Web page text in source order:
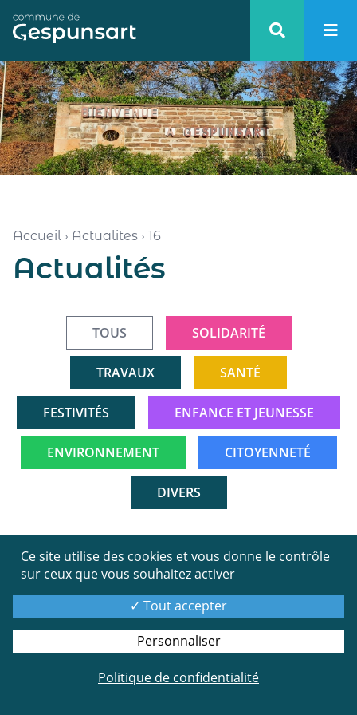
Haut de page
Accueil › Actualites › 16
Actualités
TOUS SOLIDARITÉ
TRAVAUX SANTÉ
FESTIVITÉS ENFANCE ET JEUNESSE
ENVIRONNEMENT CITOYENNETÉ
DIVERS
05
mars23
Ce site utilise des cookies et vous donne le contrôle
sur ceux que vous souhaitez activer
Tout accepter
Personnaliser
Politique de confidentialité